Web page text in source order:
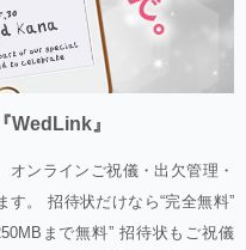
WedLink』
ンラインご祝儀・出欠管理・
。 招待状だけなら“完全無料”
まで無料” 招待状もご祝儀